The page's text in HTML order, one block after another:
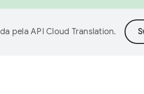
pela API Cloud Translation.